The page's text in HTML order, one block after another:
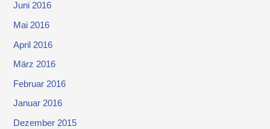
Juni 2016
Mai 2016
April 2016
März 2016
Februar 2016
Januar 2016
Dezember 2015